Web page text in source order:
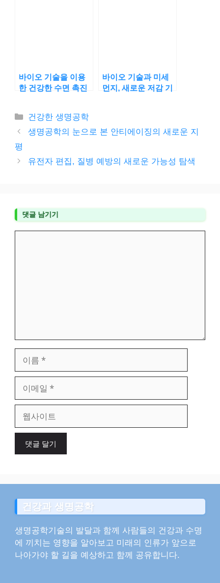
바이오 기술을 이용
한 건강한 수면 촉진
바이오 기술과 미세
먼지, 새로운 저감 기
카
테
건강한 생명공학
생명공학의 눈으로 본 안티에이징의 새로운 지
평
유전자 편집, 질병 예방의 새로운 가능성 탐색
댓글 남기기
일
이
건강과 생명공학
생명공학기술의 발달과 함께 사람들의 건강과 수명
에 끼치는 영향을 알아보고 미래의 인류가 앞으로
나아가야 할 길을 예상하고 함께 공유합니다.